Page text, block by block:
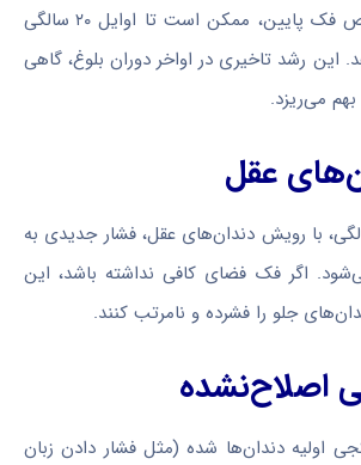
فک انسان، به‌خصوص فک پایین، ممکن است تا اوایل ۲۰ سالگی
این رشد تاخیری در اواخر دوران بلوغ، گاهی
بهم می‌ریزد.
عقل
۱۷ تا ۲۱ سالگی، با رویش دندان‌های عقل، فشار جدیدی به
اگر فک فضای کافی نداشته باشد، این
جلو را فشرده و نامرتب کنند.
اصلاح‌نشده
اولیه دندان‌ها شده (مثل فشار دادن زبان